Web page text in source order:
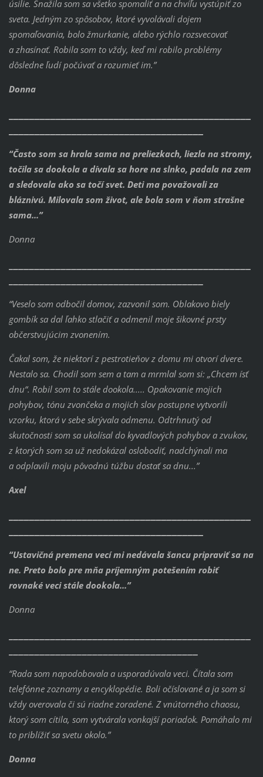
úsilie. Snažila som sa všetko spomaliť a na chvíľu vystúpiť zo
sveta. Jedným zo spôsobov, ktoré vyvolávali dojem
spomaľovania, bolo žmurkanie, alebo rýchlo rozsvecovať
a zhasínať. Robila som to vždy, keď mi robilo problémy
dôsledne ľudí počúvať a rozumieť im.”
Donna
“Často som sa hrala sama na preliezkach, liezla na stromy,
točila sa dookola a dívala sa hore na slnko, padala na zem
a sledovala ako sa točí svet. Deti ma považovali za
bláznivú. Milovala som život, ale bola som v ňom strašne
sama...”
Donna
“Veselo som odbočil domov, zazvonil som. Oblakovo biely
gombík sa dal ľahko stlačiť a odmenil moje šikovné prsty
občerstvujúcim zvonením.
Čakal som, že niektorí z pestrotieňov z domu mi otvorí dvere.
Nestalo sa. Chodil som sem a tam a mrmlal som si: „Chcem ísť
dnu“. Robil som to stále dookola..... Opakovanie mojich
pohybov, tónu zvončeka a mojich slov postupne vytvorili
vzorku, ktorá v sebe skrývala odmenu. Odtrhnutý od
skutočnosti som sa ukolísal do kyvadlových pohybov a zvukov,
z ktorých som sa už nedokázal oslobodiť, nadchýnali ma
a odplavili moju pôvodnú túžbu dostať sa dnu...”
Axel
“Ustavičná premena vecí mi nedávala šancu pripraviť sa na
ne. Preto bolo pre mňa príjemným potešením robiť
rovnaké veci stále dookola...”
Donna
“Rada som napodobovala a usporadúvala veci. Čítala som
telefónne zoznamy a encyklopédie. Boli očíslované a ja som si
vždy overovala či sú riadne zoradené. Z vnútorného chaosu,
ktorý som cítila, som vytvárala vonkajší poriadok. Pomáhalo mi
to priblížiť sa svetu okolo.”
Donna